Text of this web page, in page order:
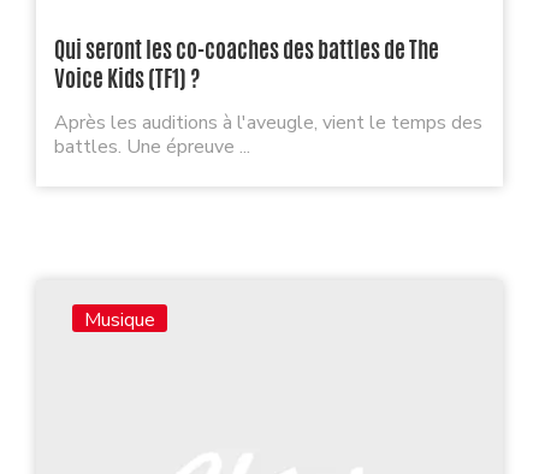
Qui seront les co-coaches des battles de The
Voice Kids (TF1) ?
Après les auditions à l'aveugle, vient le temps des
battles. Une épreuve ...
Musique